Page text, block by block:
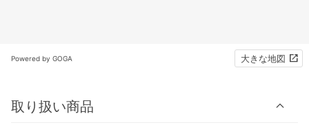
Powered by GOGA 大きな地図
取り扱い商品